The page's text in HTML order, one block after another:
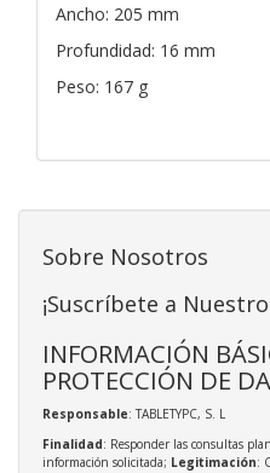
Ancho: 205 mm
Profundidad: 16 mm
Peso: 167 g
Sobre Nosotros
¡Suscríbete a
INFORMACIÓN
PROTECCIÓN DE
Responsable: TABLETYPC, S. L
Finalidad: Responder las consultas
información solicitada; Legitimación: